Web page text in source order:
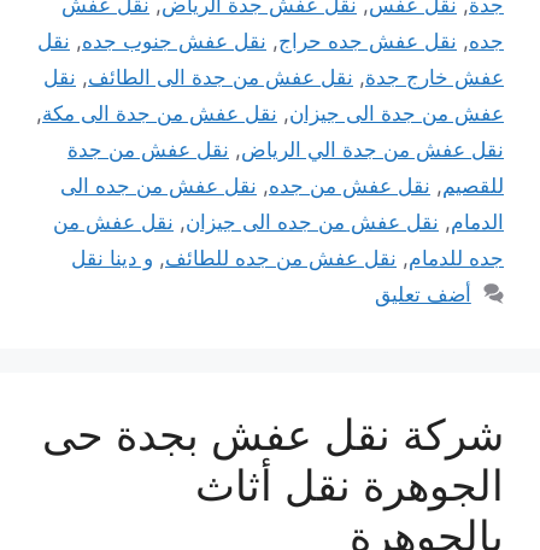
جدة, نقل عفس, نقل عفش جدة الرياض, نقل عفش
جده, نقل عفش جده حراج, نقل عفش جنوب جده, نقل
عفش خارج جدة, نقل عفش من جدة الى الطائف, نقل
عفش من جدة الى جيزان, نقل عفش من جدة الى مكة,
نقل عفش من جدة الي الرياض, نقل عفش من جدة
للقصيم, نقل عفش من جده, نقل عفش من جده الى
الدمام, نقل عفش من جده الى جيزان, نقل عفش من
جده للدمام, نقل عفش من جده للطائف, و دينا نقل
أضف تعليق
شركة نقل عفش بجدة حى
الجوهرة نقل أثاث
بالجوهرة